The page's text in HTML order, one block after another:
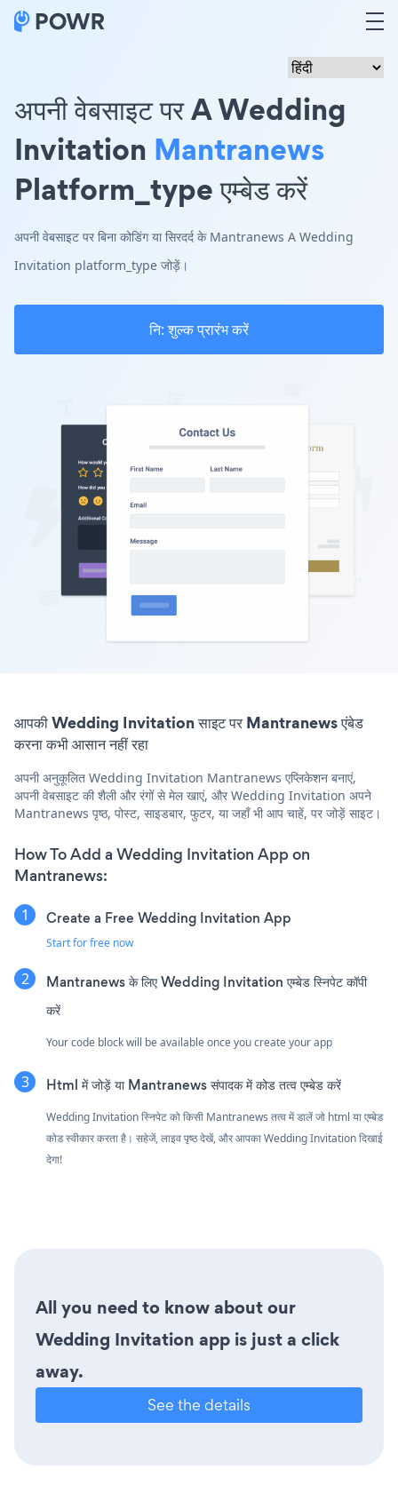
अपनी वेबसाइट पर A Wedding
Invitation Mantranews
Platform_type एम्बेड करें
अपनी वेबसाइट पर बिना कोडिंग या सिरदर्द के Mantranews A Wedding
Invitation platform_type जोड़ें।
नि: शुल्क प्रारंभ करें
आपकी Wedding Invitation साइट पर Mantranews एंबेड
करना कभी आसान नहीं रहा
अपनी अनुकूलित Wedding Invitation Mantranews एप्लिकेशन बनाएं,
अपनी वेबसाइट की शैली और रंगों से मेल खाएं, और Wedding Invitation अपने
Mantranews पृष्ठ, पोस्ट, साइडबार, फुटर, या जहाँ भी आप चाहें, पर जोड़ें साइट।
How To Add a Wedding Invitation App on
Mantranews:
Create a Free Wedding Invitation App
Start for free now
Mantranews के लिए Wedding Invitation एम्बेड स्निपेट कॉपी
करें
Your code block will be available once you create your app
Html में जोड़ें या Mantranews संपादक में कोड तत्व एम्बेड करें
Wedding Invitation स्निपेट को किसी Mantranews तत्व में डालें जो html या एम्बेड
कोड स्वीकार करता है। सहेजें, लाइव पृष्ठ देखें, और आपका Wedding Invitation दिखाई
देगा!
All you need to know about our
Wedding Invitation app is just a click
away.
See the details